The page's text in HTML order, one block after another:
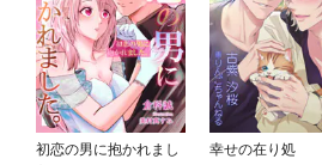
初恋の男に抱かれまし
幸せの在り処